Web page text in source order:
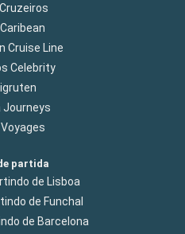
Cruise Line
Celebrity
Journeys
partida
de Lisboa
de Funchal
de Barcelona